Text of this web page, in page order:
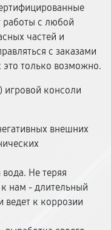
работы с любой
частей и
с заказами
только возможно.
) игровой консоли
внешних
Не теряя
к нам - длительный
ведет к коррозии